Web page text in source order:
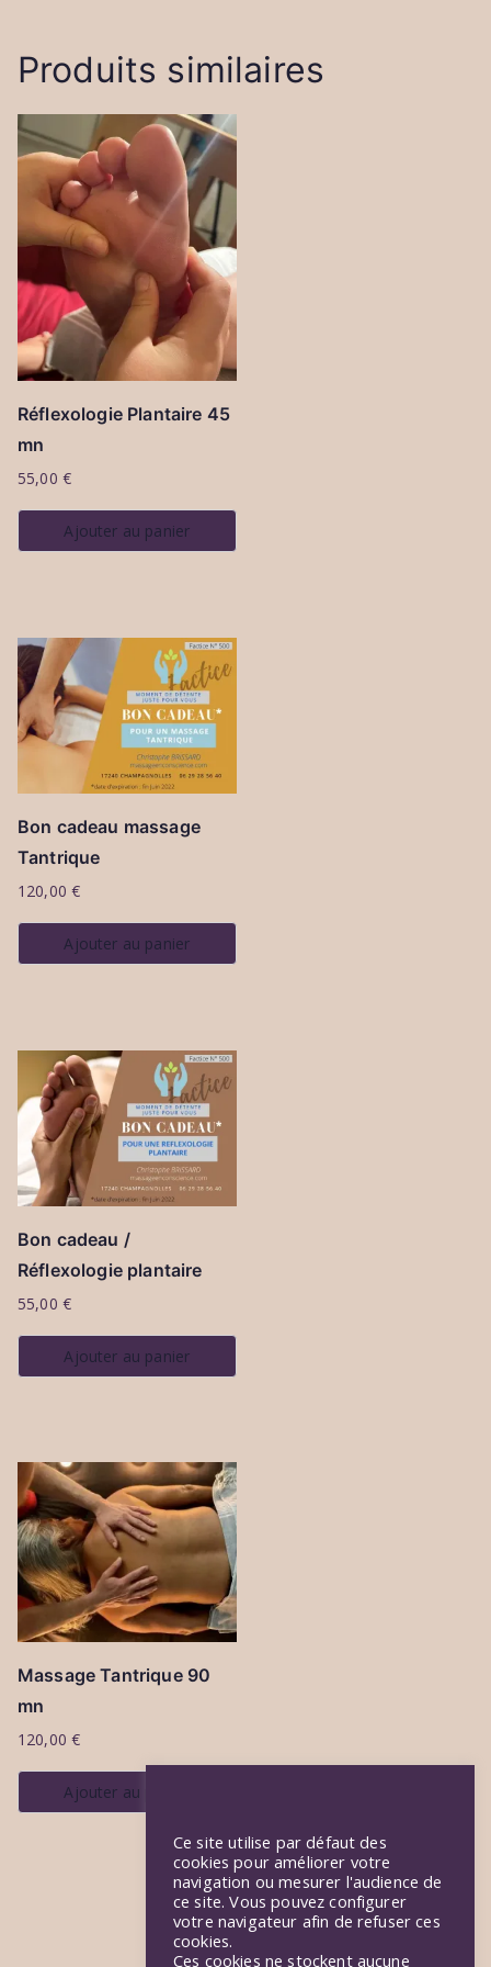
Produits similaires
Réflexologie Plantaire 45
mn
55,00 €
Ajouter au panier
Bon cadeau massage
Tantrique
120,00€
Ajouter au panier
Bon cadeau /
Réflexologie plantaire
55,00 €
Ajouter au panier
Massage Tantrique 90
mn
120,00€
Ajouter au panier
Ce site utilise par défaut des
cookies pour améliorer votre
navigation ou mesurer l'audience de
ce site. Vous pouvez configurer
votre navigateur afin de refuser ces
cookies.
Ces cookies ne stockent aucune